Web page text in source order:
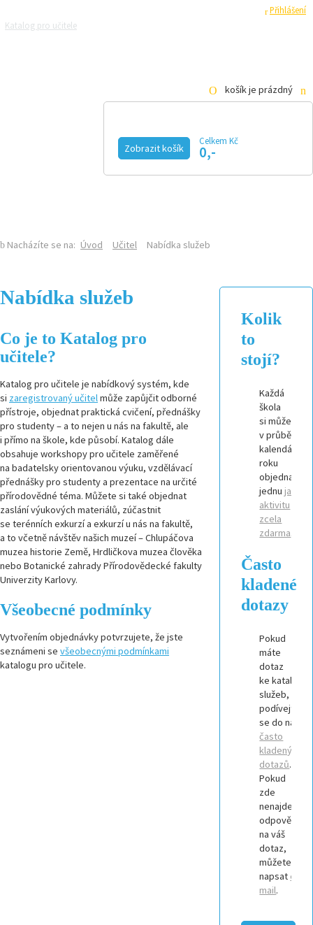
Přihlášení
Katalog pro učitele
košík je prázdný
Zobrazit košík
Celkem Kč
0,-
Nacházíte se na: Úvod Učitel Nabídka služeb
Nabídka služeb
Co je to Katalog pro
učitele?
Katalog pro učitele je nabídkový systém, kde
si zaregistrovaný učitelmůže zapůjčit odborné
přístroje, objednat praktická cvičení, přednášky
pro studenty – a to nejen u nás na fakultě, ale
i přímo na škole, kde působí. Katalog dále
obsahuje workshopy pro učitele zaměřené
na badatelsky orientovanou výuku, vzdělávací
přednášky pro studenty a prezentace na určité
přírodovědné téma. Můžete si také objednat
zaslání výukových materiálů, zúčastnit
se terénních exkurzí a exkurzí u nás na fakultě,
a to včetně návštěv našich muzeí – Chlupáčova
muzea historie Země, Hrdličkova muzea člověka
nebo Botanické zahrady Přírodovědecké fakulty
Univerzity Karlovy.
Všeobecné podmínky
Vytvořením objednávky potvrzujete, že jste
seznámeni se všeobecnými podmínkami
katalogu pro učitele.
Kolik
to
stojí?
Každá
škola
si může
v průběhu
kalendářního
roku
objednat
jednu
aktivitu
zcela
zdarma
Často
kladené
dotazy
Pokud
máte
dotaz
ke katalogu
služeb,
podívejte
se do našich
často
kladených
dotazů.
Pokud
zde
nenajdete
odpověď
na váš
dotaz,
můžete nám
napsat e-
mail.